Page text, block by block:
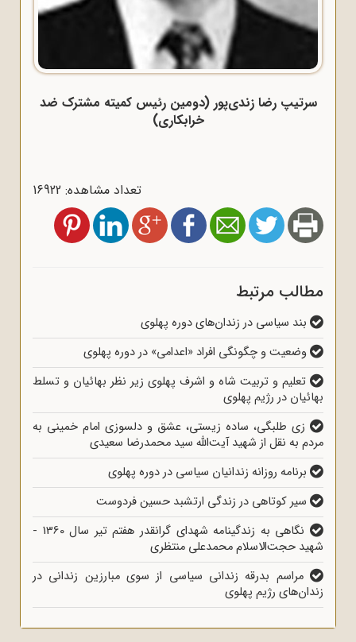
سرتیپ رضا زندی‌پور (دومین رئیس کمیته مشترک ضد
خرابکاری)
تعداد مشاهده: 16922
مطالب مرتبط
بند سیاسی در زندان‌های دوره پهلوی
وضعیت و چگونگی افراد «اعدامی» در دوره پهلوی
تعلیم و تربیت شاه و اشرف پهلوی زیر نظر بهائیان و تسلط
بهائیان در رژیم پهلوی
زی طلبگی، ساده زیستی، عشق و دلسوزی امام خمینی به
مردم به نقل از شهید آیت‌الله سید محمدرضا سعیدی
برنامه روزانه زندانیان سیاسی در دوره پهلوی
سیر کوتاهی در زندگی ارتشبد حسین فردوست
نگاهی به زندگینامه شهدای گرانقدر هفتم تیر سال 1360 -
شهید حجت‌الاسلام محمدعلی منتظری
مراسم بدرقه زندانی سیاسی از سوی مبارزین زندانی در
زندان‌های رژیم پهلوی